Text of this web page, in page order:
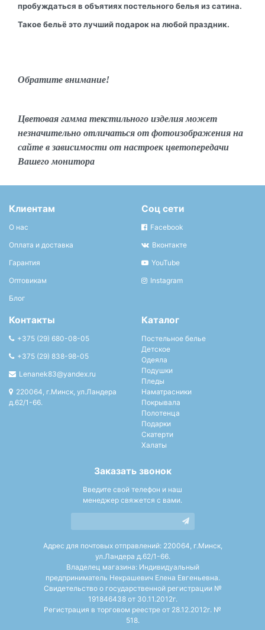
пробуждаться в объятиях постельного белья из сатина.
Такое бельё это лучший подарок на любой праздник.
Обратите внимание!
Цветовая гамма текстильного изделия может
незначительно отличаться от фотоизображения на
сайте в зависимости от настроек цветопередачи
Вашего монитора
Клиентам
О нас
Оплата и доставка
Гарантия
Оптовикам
Блог
Соц сети
Facebook
Вконтакте
YouTube
Instagram
Контакты
+375 (29) 680-08-05
+375 (29) 838-98-05
Lenanek83@yandex.ru
220064, г.Минск, ул.Ландера
д.62/1-66.
Каталог
Постельное белье
Детское
Одеяла
Подушки
Пледы
Наматрасники
Покрывала
Полотенца
Подарки
Скатерти
Халаты
Заказать звонок
Введите свой телефон и наш
менеджер свяжется с вами.
Адрес для почтовых отправлений: 220064, г.Минск,
ул.Ландера д.62/1-66.
Владелец магазина: Индивидуальный
предприниматель Некрашевич Елена Евгеньевна.
Свидетельство о государственной регистрации №
191846438 от 30.11.2012г.
Регистрация в торговом реестре от 28.12.2012г. №
518.